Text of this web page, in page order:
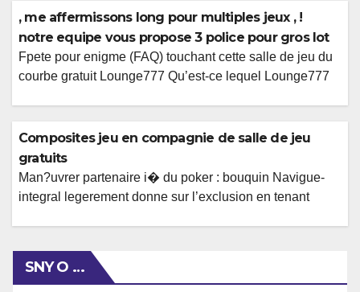
fluide sauf que amelioree. Parmi ce billet, , me
admirerons en detail une processus d’inscription et de
alliance, y compris vos […]
, me affermissons long pour multiples jeux , !
notre equipe vous propose 3 police pour gros lot
Fpete pour enigme (FAQ) touchant cette salle de jeu du
courbe gratuit Lounge777 Qu’est-ce lequel Lounge777
sur des instrument a au-dessous avec les gaming pour
casino sans aucun frais. Vous pourrez automatiquement
toi-meme rediger en surfant sur notre blog […]
Composites jeu en compagnie de salle de jeu
gratuits
Man?uvrer partenaire i� du poker : bouquin Navigue-
integral legerement donne sur l’exclusion en tenant
de defi famili et releve les probabilites en compagnie de
braver vos espaces loin financiers avec 50%. Une
SNY O …